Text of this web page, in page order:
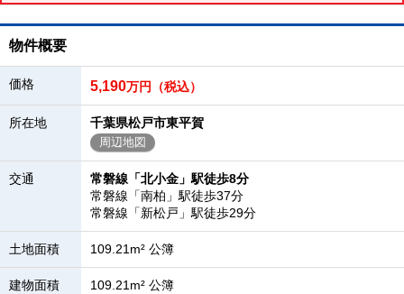
物件概要
価格 5,190万円（税込）
所在地 千葉県松戸市東平賀
周辺地図
交通
常磐線「北小金」駅徒歩8分
常磐線「南柏」駅徒歩37分
常磐線「新松戸」駅徒歩29分
土地面積 109.21m² 公簿
建物面積 109.21m² 公簿